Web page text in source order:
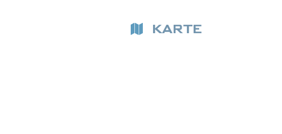
KARTE